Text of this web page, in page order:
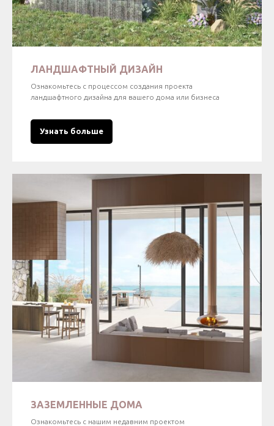
ЛАНДШАФТНЫЙ ДИЗАЙН
Ознакомьтесь с процессом создания проекта
ландшафтного дизайна для вашего дома или бизнеса
Узнать больше
ЗАЗЕМЛЕННЫЕ ДОМА
Ознакомьтесь с нашим недавним проектом